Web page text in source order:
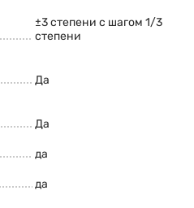
±3 степени с шагом 1/3
степени
Да
Да
да
да